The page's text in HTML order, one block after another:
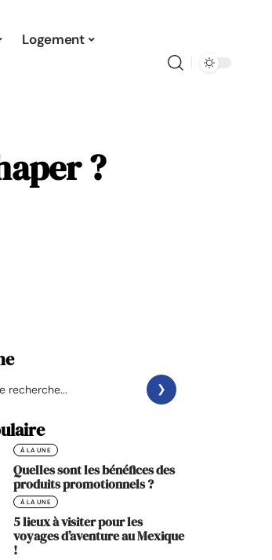
Logement
?
À LA UNE
Quelles sont les bénéfices des
produits promotionnels ?
À LA UNE
5 lieux à visiter pour les
voyages d’aventure au Mexique
!